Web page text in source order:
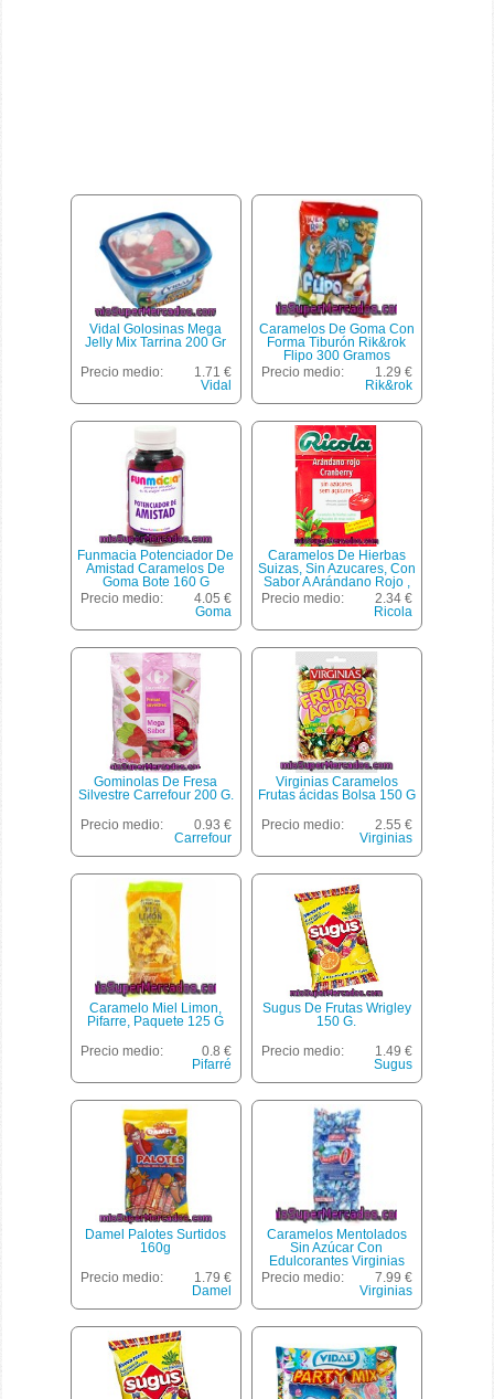
Vidal Golosinas Mega
Jelly Mix Tarrina 200 Gr
Precio medio:
1.71 €
Vidal
Caramelos De Goma Con
Forma Tiburón Rik&rok
Flipo 300 Gramos
Precio medio:
1.29 €
Rik&rok
Funmacia Potenciador De
Amistad Caramelos De
Goma Bote 160 G
Precio medio:
4.05 €
Goma
Caramelos De Hierbas
Suizas, Sin Azucares, Con
Sabor A Arándano Rojo ,
Ricola 50 Gramos
Precio medio:
2.34 €
Ricola
Gominolas De Fresa
Silvestre Carrefour 200 G.
Precio medio:
0.93 €
Carrefour
Virginias Caramelos
Frutas ácidas Bolsa 150 G
Precio medio:
2.55 €
Virginias
Caramelo Miel Limon,
Pifarre, Paquete 125 G
Precio medio:
0.8 €
Pifarré
Sugus De Frutas Wrigley
150 G.
Precio medio:
1.49 €
Sugus
Damel Palotes Surtidos
160g
Precio medio:
1.79 €
Damel
Caramelos Mentolados
Sin Azúcar Con
Edulcorantes Virginias
Glassmins Bolsa De 1 Kilo
Precio medio:
7.99 €
Virginias